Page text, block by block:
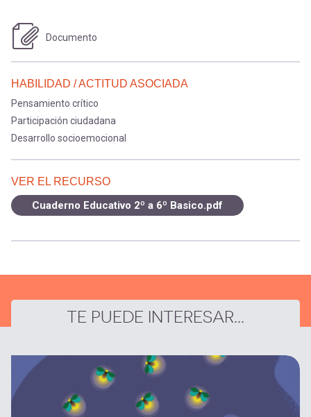
Documento
HABILIDAD / ACTITUD ASOCIADA
Pensamiento crítico
Participación ciudadana
Desarrollo socioemocional
VER EL RECURSO
Cuaderno Educativo 2º a 6º Basico.pdf
TE PUEDE INTERESAR...